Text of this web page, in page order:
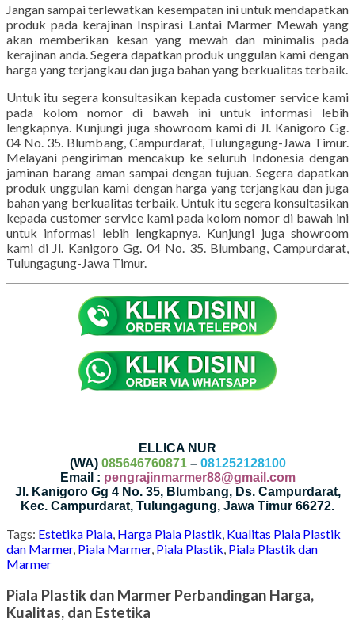
Jangan sampai terlewatkan kesempatan ini untuk mendapatkan
produk pada kerajinan Inspirasi Lantai Marmer Mewah yang
akan memberikan kesan yang mewah dan minimalis pada
kerajinan anda. Segera dapatkan produk unggulan kami dengan
harga yang terjangkau dan juga bahan yang berkualitas terbaik.
Untuk itu segera konsultasikan kepada customer service kami
pada kolom nomor di bawah ini untuk informasi lebih
lengkapnya. Kunjungi juga showroom kami di Jl. Kanigoro Gg.
04 No. 35. Blumbang, Campurdarat, Tulungagung-Jawa Timur.
Melayani pengiriman mencakup ke seluruh Indonesia dengan
jaminan barang aman sampai dengan tujuan. Segera dapatkan
produk unggulan kami dengan harga yang terjangkau dan juga
bahan yang berkualitas terbaik. Untuk itu segera konsultasikan
kepada customer service kami pada kolom nomor di bawah ini
untuk informasi lebih lengkapnya. Kunjungi juga showroom
kami di Jl. Kanigoro Gg. 04 No. 35. Blumbang, Campurdarat,
Tulungagung-Jawa Timur.
ELLICA NUR
(WA) 085646760871– 081252128100
Email : pengrajinmarmer88@gmail.com
Jl. Kanigoro Gg 4 No. 35, Blumbang, Ds. Campurdarat,
Kec. Campurdarat, Tulungagung, Jawa Timur 66272.
Tags: Estetika Piala, Harga Piala Plastik, Kualitas Piala Plastik
dan Marmer, Piala Marmer, Piala Plastik, Piala Plastik dan
Marmer
Piala Plastik dan Marmer Perbandingan Harga,
Kualitas, dan Estetika